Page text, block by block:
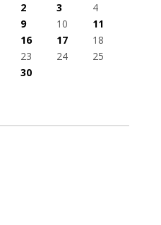
2 3
4
9 10
11
16 17
18
23 24
25
30